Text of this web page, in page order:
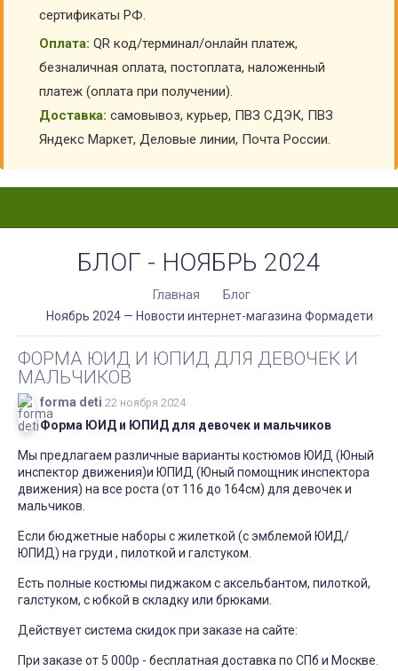
сертификаты РФ.
Оплата: QR код/терминал/онлайн платеж,
безналичная оплата, постоплата, наложенный
платеж (оплата при получении).
Доставка: самовывоз, курьер, ПВЗ СДЭК, ПВЗ
Яндекс Маркет, Деловые линии, Почта России.
БЛОГ - НОЯБРЬ 2024
Главная
Блог
Ноябрь 2024 — Новости интернет-магазина Формадети
ФОРМА ЮИД И ЮПИД ДЛЯ ДЕВОЧЕК И
МАЛЬЧИКОВ
forma deti 22 ноября 2024
Форма ЮИД и ЮПИД для девочек и мальчиков
Мы предлагаем различные варианты костюмов ЮИД (Юный
инспектор движения)и ЮПИД (Юный помощник инспектора
движения) на все роста (от 116 до 164см) для девочек и
мальчиков.
Если бюджетные наборы с жилеткой (с эмблемой ЮИД/
ЮПИД) на груди , пилоткой и галстуком.
Есть полные костюмы пиджаком с аксельбантом, пилоткой,
галстуком, с юбкой в складку или брюками.
Действует система скидок при заказе на сайте:
При заказе от 5 000р - бесплатная доставка по СПб и Москве.